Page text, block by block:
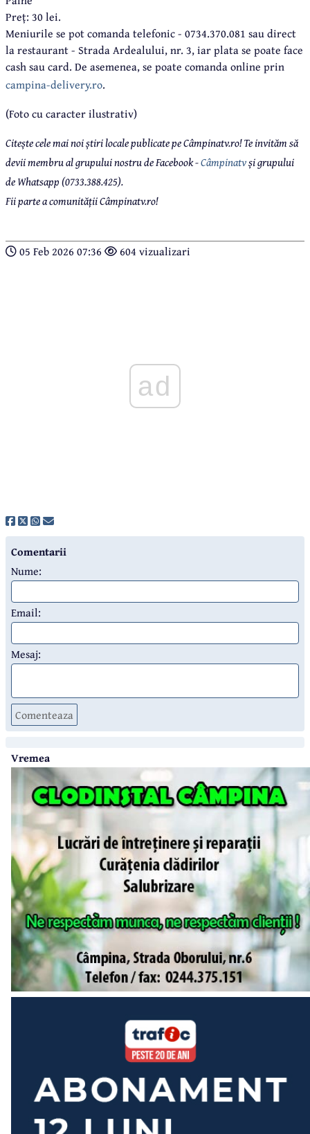
Preț: 30 lei.
Meniurile se pot comanda telefonic - 0734.370.081 sau direct
la restaurant - Strada Ardealului, nr. 3, iar plata se poate face
cash sau card. De asemenea, se poate comanda online prin
campina-delivery.ro.
(Foto cu caracter ilustrativ)
Citește cele mai noi știri locale publicate pe Câmpinatv.ro! Te invităm să
devii membru al grupului nostru de Facebook -Câmpinatvși grupului
de Whatsapp (0733.388.425).
Fii parte a comunității Câmpinatv.ro!
05 Feb 2026 07:36 604 vizualizari
ad
Comentarii
Nume:
Email:
Mesaj:
Comenteaza
Vremea